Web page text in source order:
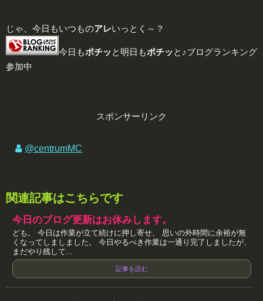
じゃ、今日もいつものアレいっとく～？
今日もポチッ と明日もポチッ と♪ブログランキング
参加中
スポンサーリンク
@centrumMC
関連記事はこちらです
今日のブログ更新はお休みします。
ども。 今日は作業が立て続けに押し寄せ、 思いの外時間に余裕が無
くなってしましました。 今日やるべき作業は一通り完了しましたが、
まだやり残して...
記事を読む